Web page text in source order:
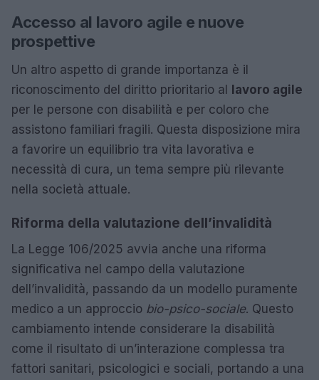
Accesso al lavoro agile e nuove
prospettive
Un altro aspetto di grande importanza è il
riconoscimento del diritto prioritario al lavoro agile
per le persone con disabilità e per coloro che
assistono familiari fragili. Questa disposizione mira
a favorire un equilibrio tra vita lavorativa e
necessità di cura, un tema sempre più rilevante
nella società attuale.
Riforma della valutazione dell’invalidità
La Legge 106/2025 avvia anche una riforma
significativa nel campo della valutazione
dell’invalidità, passando da un modello puramente
medico a un approccio bio-psico-sociale. Questo
cambiamento intende considerare la disabilità
come il risultato di un’interazione complessa tra
fattori sanitari, psicologici e sociali, portando a una